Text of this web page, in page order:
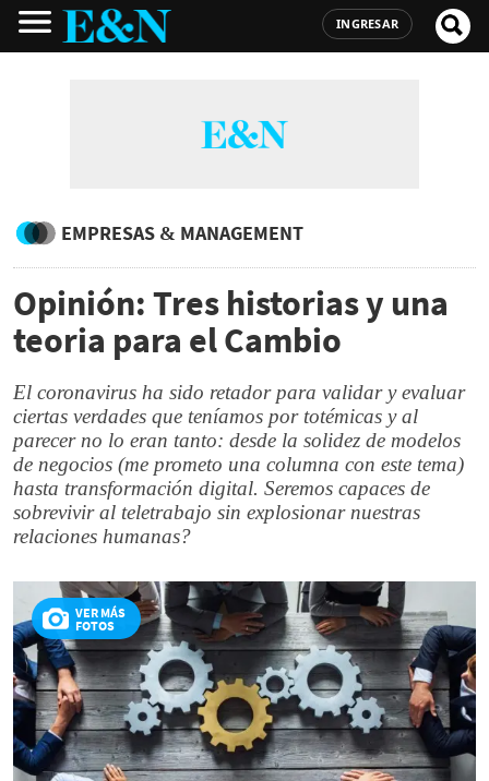
INGRESAR
EMPRESAS & MANAGEMENT
Opinión: Tres historias y una
teoria para el Cambio
El coronavirus ha sido retador para validar y evaluar
ciertas verdades que teníamos por totémicas y al
parecer no lo eran tanto: desde la solidez de modelos
de negocios (me prometo una columna con este tema)
hasta transformación digital. Seremos capaces de
sobrevivir al teletrabajo sin explosionar nuestras
relaciones humanas?
VER MÁS
FOTOS